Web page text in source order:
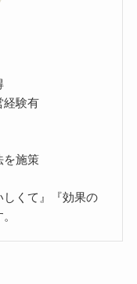
経験有
を施策
しくて』『効果の